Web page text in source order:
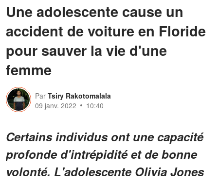
Une adolescente cause un
accident de voiture en Floride
pour sauver la vie d'une
femme
Par Tsiry Rakotomalala
09 janv. 2022
10:40
Certains individus ont une capacité
profonde d'intrépidité et de bonne
volonté. L'adolescente Olivia Jones